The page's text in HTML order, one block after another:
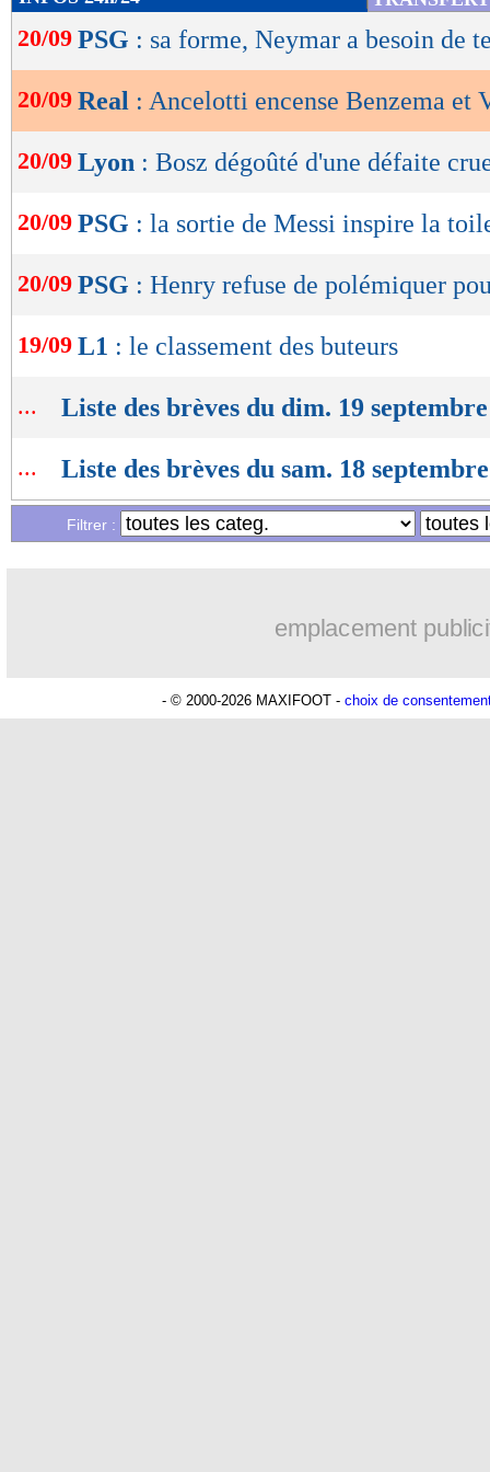
de
lecture
OK
20/09 PSG : sa forme, Neymar a besoin de
20/09 Real : Ancelotti encense Benzema et
20/09 Lyon : Bosz dégoûté d'une défaite
20/09 PSG : la sortie de Messi inspire la
20/09 PSG : Henry refuse de polémiquer
19/09 L1 : le classement des buteurs
... Liste des brèves du dim. 19
... Liste des brèves du sam. 18
Filtrer :
emplacement
- © 2000-2026 MAXIFOOT - choix de